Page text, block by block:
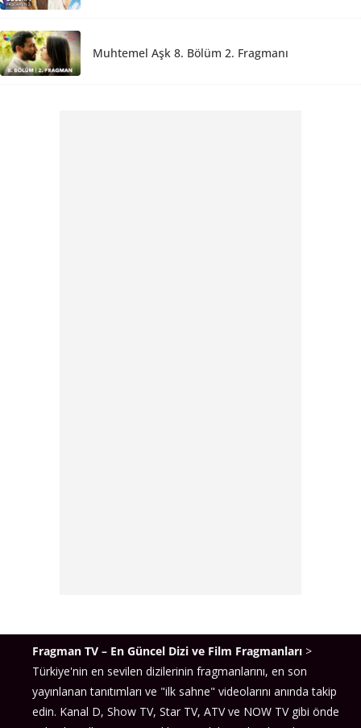
Muhtemel Aşk 8. Bölüm 2. Fragmanı
Fragman TV – En Güncel Dizi ve Film Fragmanları >
Türkiye'nin en sevilen dizilerinin fragmanlarını, en son
yayınlanan tanıtımları ve "ilk sahne" videolarını anında takip
edin. Kanal D, Show TV, Star TV, ATV ve NOW TV gibi önde